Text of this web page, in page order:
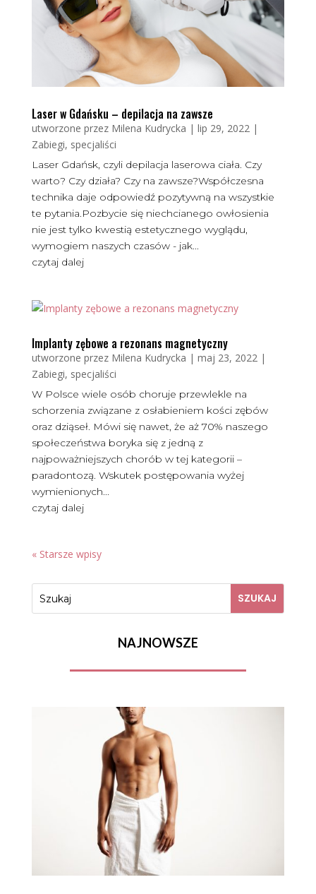
Laser w Gdańsku – depilacja na zawsze
utworzone przez Milena Kudrycka | lip 29, 2022|
Zabiegi, specjaliści
Laser Gdańsk, czyli depilacja laserowa ciała. Czy
warto? Czy działa? Czy na zawsze?Współczesna
technika daje odpowiedź pozytywną na wszystkie
te pytania.Pozbycie się niechcianego owłosienia
nie jest tylko kwestią estetycznego wyglądu,
wymogiem naszych czasów - jak...
czytaj dalej
Implanty zębowe a rezonans magnetyczny
utworzone przez Milena Kudrycka | maj 23, 2022|
Zabiegi, specjaliści
W Polsce wiele osób choruje przewlekle na
schorzenia związane z osłabieniem kości zębów
oraz dziąseł. Mówi się nawet, że aż 70% naszego
społeczeństwa boryka się z jedną z
najpoważniejszych chorób w tej kategorii –
paradontozą. Wskutek postępowania wyżej
wymienionych...
czytaj dalej
« Starsze wpisy
NAJNOWSZE